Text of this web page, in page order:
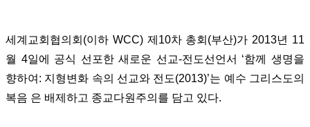
세계교회협의회(이하 WCC) 제10차 총회(부산)가 2013년 11
월 4일에 공식 선포한 새로운 선교-전도선언서 ‘함께 생명을
향하여: 지형변화 속의 선교와 전도(2013)’는 예수 그리스도의
복음 은 배제하고 종교다원주의를 담고 있다.